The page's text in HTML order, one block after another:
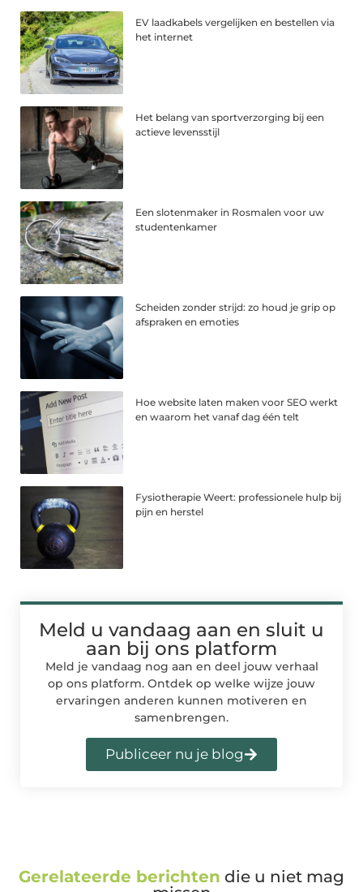
EV laadkabels vergelijken en bestellen via
het internet
Het belang van sportverzorging bij een
actieve levensstijl
Een slotenmaker in Rosmalen voor uw
studentenkamer
Scheiden zonder strijd: zo houd je grip op
afspraken en emoties
Hoe website laten maken voor SEO werkt
en waarom het vanaf dag één telt
Fysiotherapie Weert: professionele hulp bij
pijn en herstel
Meld u vandaag aan en sluit u
aan bij ons platform
Meld je vandaag nog aan en deel jouw verhaal
op ons platform. Ontdek op welke wijze jouw
ervaringen anderen kunnen motiveren en
samenbrengen.
Publiceer nu je blog
Gerelateerde berichten die u niet mag